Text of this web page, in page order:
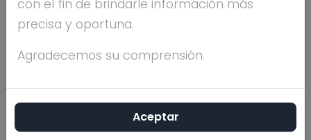
Máximo nivel de
Antigüedad
académica en la
46 años
con el fin de brindarle información más
precisa y oportuna.
Agradecemos su comprensión.
Aceptar